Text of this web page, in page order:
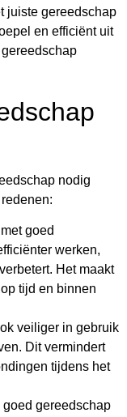
juiste gereedschap
en efficiënt uit
nodig
goed
werken,
Het maakt
tijd en binnen
veiliger in gebruik
Dit vermindert
tijdens het
gereedschap